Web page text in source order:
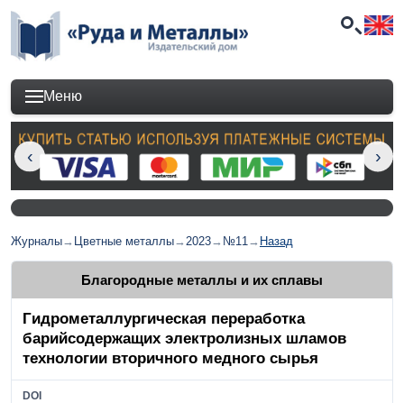
Меню
Журналы→ Цветные металлы→2023→ №11→ Назад
Благородные металлы и их сплавы
Гидрометаллургическая переработка
барийсодержащих электролизных шламов
технологии вторичного медного сырья
DOI